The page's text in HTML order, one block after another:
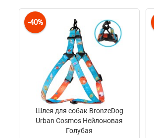
Пряжка
Фурнитура
-40%
Шлея для собак BronzeDog
Urban Cosmos Нейлоновая
Голубая